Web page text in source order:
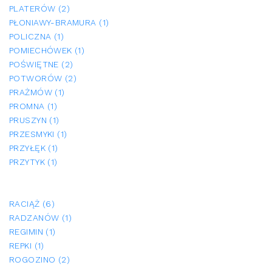
PLATERÓW (2)
PŁONIAWY-BRAMURA (1)
POLICZNA (1)
POMIECHÓWEK (1)
POŚWIĘTNE (2)
POTWORÓW (2)
PRAŻMÓW (1)
PROMNA (1)
PRUSZYN (1)
PRZESMYKI (1)
PRZYŁĘK (1)
PRZYTYK (1)
RACIĄŻ (6)
RADZANÓW (1)
REGIMIN (1)
REPKI (1)
ROGOZINO (2)